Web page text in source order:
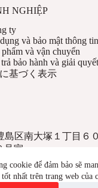
cookie để đảm bảo sẽ
nhất trên trang web của
NGHIỆP
ty
và bảo mật thông tin
và vận chuyển
bảo hành và giải
基づく表示
島区南大塚１丁目６
号室
1234